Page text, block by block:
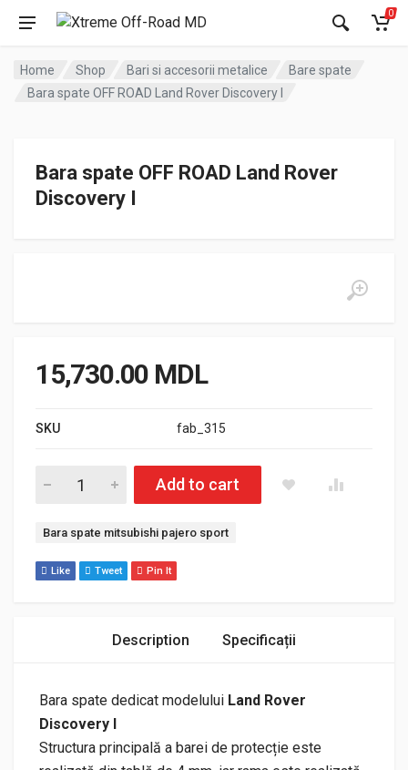
0
Home Shop Bari si accesorii metalice
Bare spate
Bara spate OFF ROAD Land Rover Discovery I
Bara spate OFF ROAD Land Rover
Discovery I
15,730.00 MDL
SKU fab_315
Cantitate Bara spate OFF ROAD Land Rover Discovery I
Add to cart
Etichetă:
Bara spate mitsubishi pajero sport
Like Tweet Pin It
Description Specificații
Bara spate dedicat modelului Land Rover
Discovery I
Structura principală a barei de protecție este